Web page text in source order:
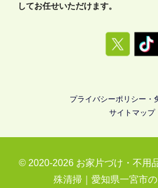
してお任せいただけます。
プライバシーポリシー・
サイトマップ
© 2020-2026 お家片づけ・不用
殊清掃｜愛知県一宮市